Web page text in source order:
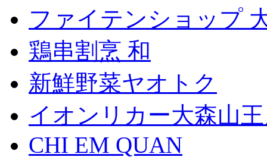
ファイテンショップ
鶏串割烹 和
新鮮野菜ヤオトク
イオンリカー大森山
CHI EM QUAN